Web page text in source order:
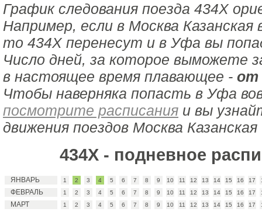
График следования поезда 434Х
Например, если в Москва
то 434Х перенесут и в Уфа вы
Число дней, за которое выможете
в настоящее время плавающее - от
Чтобы наверняка попасть в Уфа
посмотрите расписания и вы
движения поездов Москва
434Х - подневное
ЯНВАРЬ 1 2 3 4 5 6 7 8 9 10 11 12 13 14 15 16 17
ФЕВРАЛЬ 1 2 3 4 5 6 7 8 9 10 11 12 13 14 15 16 17
МАРТ 1 2 3 4 5 6 7 8 9 10 11 12 13 14 15 16 17